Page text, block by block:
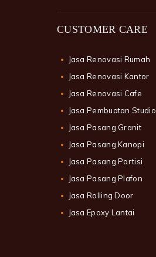
CUSTOMER CARE
Jasa Renovasi Rumah
Jasa Renovasi Kantor
Jasa Renovasi Cafe
Jasa Pembuatan Studio
Jasa Pasang Granit
Jasa Pasang Kanopi
Jasa Pasang Partisi
Jasa Pasang Plafon
Jasa Rolling Door
Jasa Epoxy Lantai